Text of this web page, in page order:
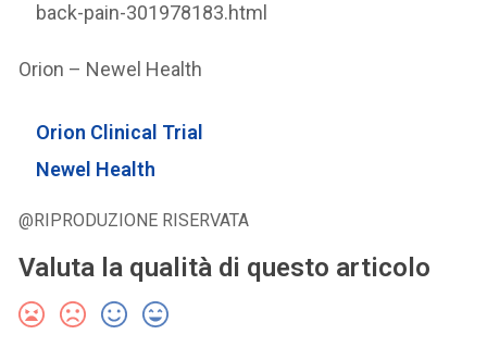
back-pain-301978183.html
Orion – Newel Health
Orion Clinical Trial
Newel Health
@RIPRODUZIONE RISERVATA
Valuta la qualità di questo articolo